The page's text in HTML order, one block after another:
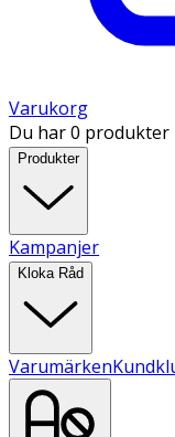
Varukorg
Du har 0 produkter
Produkter
Kampanjer
Kloka Råd
Varumärken